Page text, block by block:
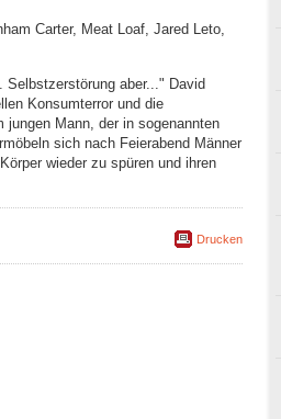
Carter, Meat Loaf, Jared Leto,
aber..." David
Konsumterror und die
jungen Mann, der in sogenannten
sich nach Feierabend Männer
wieder zu spüren und ihren
Drucken